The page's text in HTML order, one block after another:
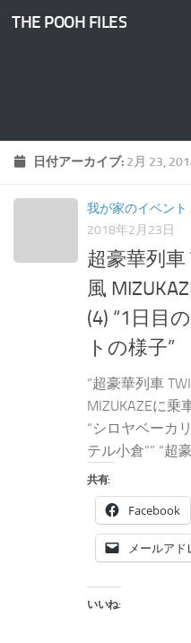
コンテンツへスキップ
THE POOH FILES
日付アーカイブ: 2月 23,
我が家のイベント
2018年2月23日
超豪華列車
風
(4) “1日目
トの様子”
“超豪華列車
MIZUKAZEに乗
“シロヤベーカ
テル小倉”” “超
共有:
Facebook
メールアド
いいね: